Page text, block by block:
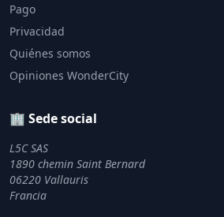
Pago
Privacidad
Quiénes somos
Opiniones WonderCity
🏢 Sede social
L5C SAS
1890 chemin Saint Bernard
06220 Vallauris
Francia